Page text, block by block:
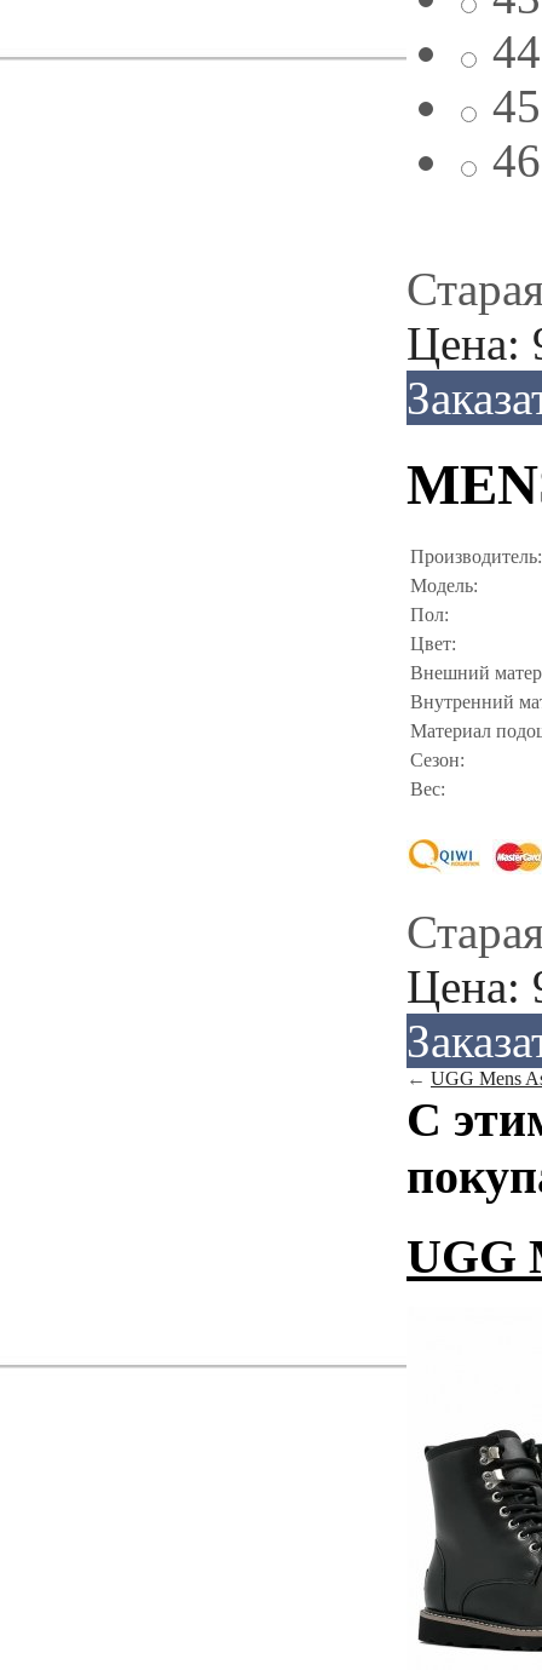
44
45
46
Цена:
Производитель:
Модель:
Пол:
Цвет:
Внешний
Внутренний
Материал
Сезон:
Вес:
Цена:
← UGG Mens
С
UGG